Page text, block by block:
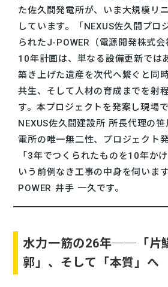
た佐久間発電所が、いま大規模リ
しています。「NEXUS佐久間プロ
られたJ-POWER（電源開発株式
10年計画は、単なる設備更新では
築き上げた遺産を次代へ繋ぐと同
共生、そして人材の育成までを射
す。本プロジェクトを発案し現場
NEXUS佐久間建設所 所長代理の
電所の唯一無二性、プロジェクト
「3年でつくられたものを10年か
いう前例なき工事の中身を伺いま
POWER 井手 一久です。
水力一筋の26年──「片
郭」、そして「本質」へ